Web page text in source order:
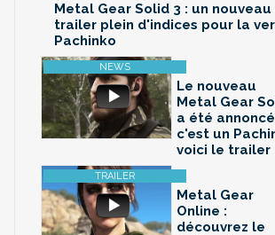
Metal Gear Solid 3 : un nouveau
trailer plein d'indices pour la
Pachinko
Le nouveau
Metal Gear
a été
c'est un
voici le trailer
Metal Gear
Online :
découvrez le